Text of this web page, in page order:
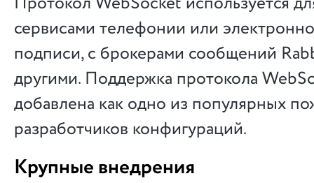
сервисами телефонии или
подписи, с брокерами сообщений
другими. Поддержка протокола
добавлена как одно из популярных
разработчиков конфигураций.
Крупные внедрения